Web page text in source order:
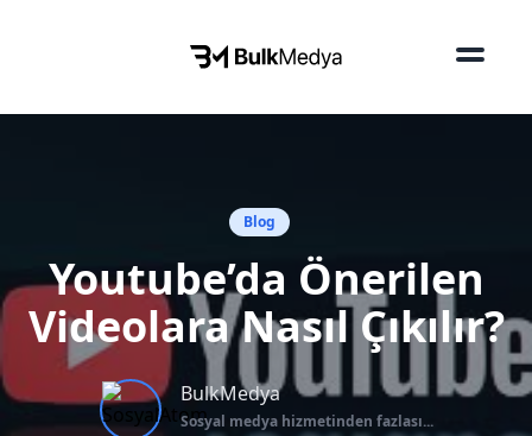
Blog
Youtube’da Önerilen
Videolara Nasıl Çıkılır?
BulkMedya
Sosyal medya hizmetinden fazlası...